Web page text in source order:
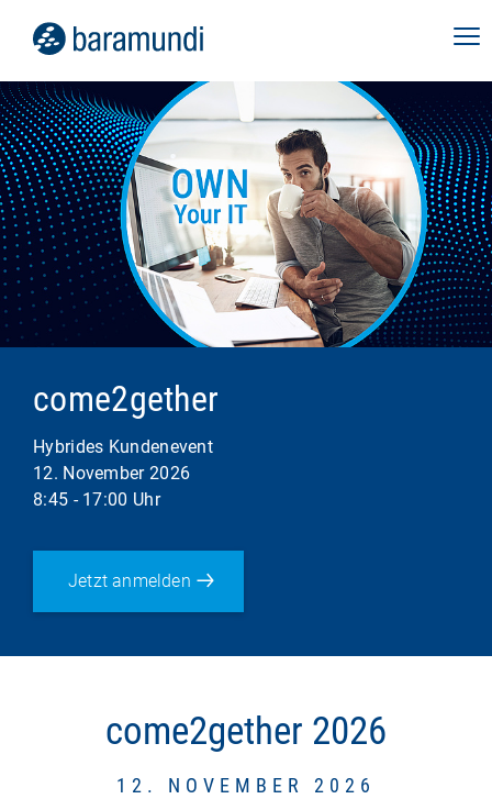
come2gether
Hybrides Kundenevent
12. November 2026
8:45 - 17:00 Uhr
Jetzt anmelden
come2gether 2026
12. NOVEMBER 2026